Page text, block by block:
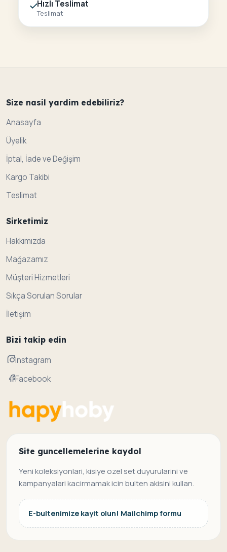
Hızlı Teslimat
Teslimat
Size nasil yardim edebiliriz?
Anasayfa
Üyelik
İptal, İade ve Değişim
Kargo Takibi
Teslimat
Sirketimiz
Hakkımızda
Mağazamız
Müşteri Hizmetleri
Sıkça Sorulan Sorular
İletişim
Bizi takip edin
Instagram
Facebook
Site guncellemelerine kaydol
Yeni koleksiyonlari, kisiye ozel set duyurularini ve
kampanyalari kacirmamak icin bulten akisini kullan.
E-bultenimize kayit olun! Mailchimp formu